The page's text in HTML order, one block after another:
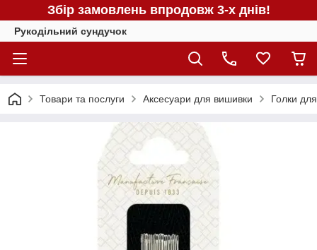
Збір замовлень впродовж 3-х днів!
Рукодільний сундучок
Товари та послуги Аксесуари для вишивки Голки